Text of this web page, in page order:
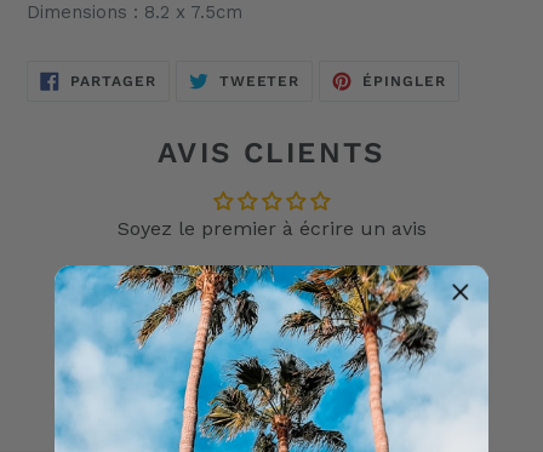
à
panier
Dimensions : 8.2 x 7.5cm
PARTAGERPARTAGERTWEETER TWEETERÉPINGLER
AVIS CLIENTS
Soyez le premier à écrire un avis
Écrire un avis